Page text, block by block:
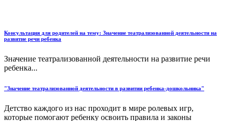
Консультация для родителей на тему: Значение театрализованной деятельности на
развитие речи ребенка
Значение театрализованной деятельности на развитие речи
ребенка...
"Значение театрализованной деятельности в развитии ребенка-дошкольника"
Детство каждого из нас проходит в мире ролевых игр,
которые помогают ребенку освоить правила и законы